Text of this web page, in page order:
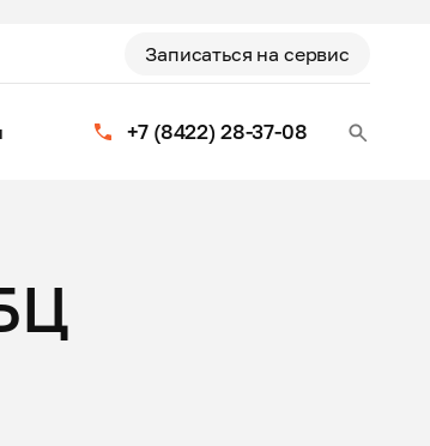
Записаться на сервис
+7 (8422) 28-37-08